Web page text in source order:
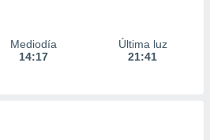
Mediodía
14:17
Última luz
21:41